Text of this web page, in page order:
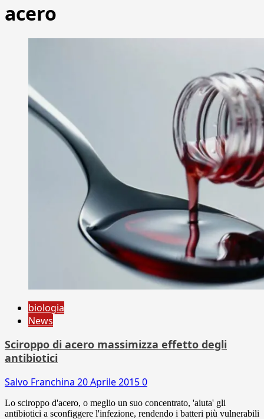
acero
biologia
News
Sciroppo di acero massimizza effetto degli
antibiotici
Salvo Franchina 20 Aprile 20150
Lo sciroppo d'acero, o meglio un suo concentrato, 'aiuta' gli
antibiotici a sconfiggere l'infezione, rendendo i batteri più vulnerabili